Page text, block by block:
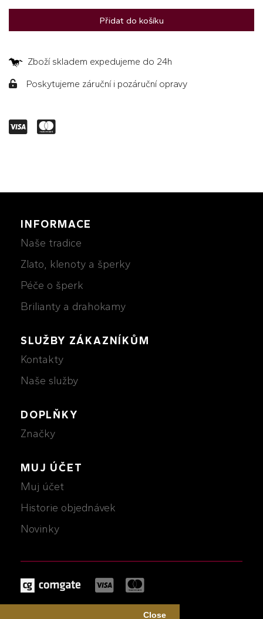
Close
Přidat do košíku
Zboží skladem expedujeme do 24h
Poskytujeme záruční i pozáruční opravy
INFORMACE
Naše tradice
Zlato, klenoty a šperky
Péče o šperk
Brilianty a drahokamy
SLUŽBY ZÁKAZNÍKŮM
Kontakty
Naše služby
DOPLŇKY
Značky
MUJ ÚČET
Muj účet
Historie objednávek
Novinky